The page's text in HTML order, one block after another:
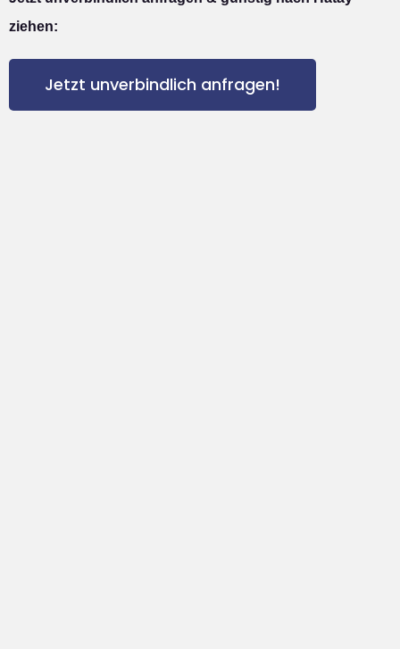
ziehen:
Jetzt unverbindlich anfragen!